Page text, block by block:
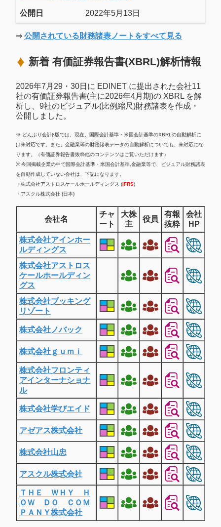
公開日 2022年5月13日
⇒ 公開されている財務諸表ノートをすべて見る
新着 有価証券報告書(XBRL)解析情報
2026年7月29・30日に EDINET に提出された会社11
社の有価証券報告書(主に2026年4月期)の XBRL を解
析し、9社のビジュアル(比例縮尺)財務諸表を作成・
公開しました。
※ どんぶり会計β版では、現在、国際会計基準・米国会計基準のXBRLの自動解析に
は未対応です。また、金融業等の財務諸表データの自動解析についても、未対応にな
ります。（有価証券報告書抜粋他のコンテンツはご覧いただけます）
※ 今回掲載企業の中で国際会計基準・米国会計基準,金融業等で、ビジュアル財務諸表
を自動作成していない会社は、下記になります。
・株式会社アストロスケールホールディングス (IFRS)
・アスクル株式会社 (日本)
会社名
チャ
ート
大株
主
役員
有報
抜粋
会社
HP
株式会社アインホー
ルディングス
株式会社アストロス
ケールホールディン
グス
株式会社ブッキング
リゾート
株式会社ノバック
株式会社ｇｕｍｉ
株式会社フロンティ
アインターナショナ
ル
株式会社学びエイド
アゼアス株式会社
株式会社山忠
アスクル株式会社
ＴＨＥ ＷＨＹ Ｈ
ＯＷ ＤＯ ＣＯＭ
ＰＡＮＹ株式会社